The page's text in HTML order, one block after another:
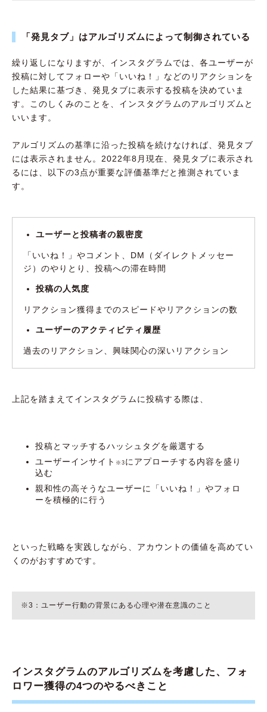
「発見タブ」はアルゴリズムによって制御されている
繰り返しになりますが、インスタグラムでは、各ユーザーが
投稿に対してフォローや「いいね！」などのリアクションを
した結果に基づき、発見タブに表示する投稿を決めていま
す。このしくみのことを、インスタグラムのアルゴリズムと
いいます。
アルゴリズムの基準に沿った投稿を続けなければ、発見タブ
には表示されません。2022年8月現在、発見タブに表示され
るには、以下の3点が重要な評価基準だと推測されていま
す。
ユーザーと投稿者の親密度
「いいね！」やコメント、DM（ダイレクトメッセー
ジ）のやりとり、投稿への滞在時間
投稿の人気度
リアクション獲得までのスピードやリアクションの数
ユーザーのアクティビティ履歴
過去のリアクション、興味関心の深いリアクション
上記を踏まえてインスタグラムに投稿する際は、
投稿とマッチするハッシュタグを厳選する
ユーザーインサイト ※3 にアプローチする内容を盛り
込む
親和性の高そうなユーザーに「いいね！」やフォロ
ーを積極的に行う
といった戦略を実践しながら、アカウントの価値を高めてい
くのがおすすめです。
※3：ユーザー行動の背景にある心理や潜在意識のこと
インスタグラムのアルゴリズムを考慮した、フォ
ロワー獲得の4つのやるべきこと